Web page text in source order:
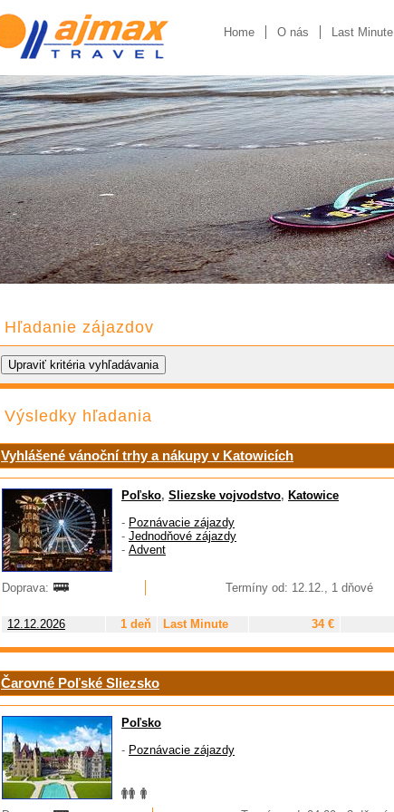
Home O nás Last Minute
Hľadanie zájazdov
Výsledky hľadania
Vyhlášené vánoční trhy a nákupy v Katowicích
Poľsko, Sliezske vojvodstvo, Katowice
- Poznávacie zájazdy
- Jednodňové zájazdy
- Advent
Doprava:
Termíny od: 12.12., 1 dňové
12.12.2026 1 deň Last Minute 34 €
Čarovné Poľské Sliezsko
Poľsko
- Poznávacie zájazdy